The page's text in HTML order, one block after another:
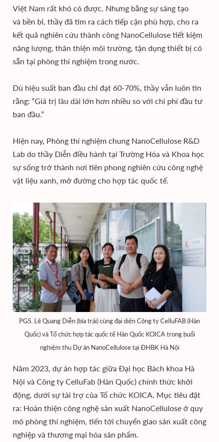
Việt Nam rất khó có được. Nhưng bằng sự sáng tạo
và bền bỉ, thầy đã tìm ra cách tiếp cận phù hợp, cho ra
kết quả nghiên cứu thành công NanoCellulose tiết kiệm
năng lượng, thân thiện môi trường, tận dụng thiết bị có
sẵn tại phòng thí nghiệm trong nước.
Dù hiệu suất ban đầu chỉ đạt 60-70%, thầy vẫn luôn tin
rằng: “Giá trị lâu dài lớn hơn nhiều so với chi phí đầu tư
ban đầu.”
Hiện nay, Phòng thí nghiệm chung NanoCellulose R&D
Lab do thầy Diễn điều hành tại Trường Hóa và Khoa học
sự sống trở thành nơi tiên phong nghiên cứu công nghệ
vật liệu xanh, mở đường cho hợp tác quốc tế.
PGS. Lê Quang Diễn (bìa trái) cùng đại diện Công ty CelluFAB (Hàn
Quốc) và Tổ chức hợp tác quốc tế Hàn Quốc KOICA trong buổi
nghiệm thu Dự án NanoCellulose tại ĐHBK Hà Nội
Năm 2023, dự án hợp tác giữa Đại học Bách khoa Hà
Nội và Công ty CelluFab (Hàn Quốc) chính thức khởi
động, dưới sự tài trợ của Tổ chức KOICA. Mục tiêu đặt
ra: Hoàn thiện công nghệ sản xuất NanoCellulose ở quy
mô phòng thí nghiệm, tiến tới chuyển giao sản xuất công
nghiệp và thương mại hóa sản phẩm.